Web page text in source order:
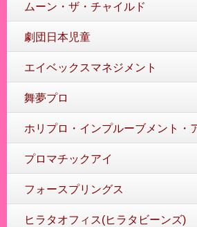
ムーン・ザ・チャイルド
劇団日本児童
エイベックスマネジメント
舞夢プロ
ホリプロ・インプルーブメント・
プロマチックアイ
フォースプリングス
ヒラタオフィス(ヒラタビーンズ)